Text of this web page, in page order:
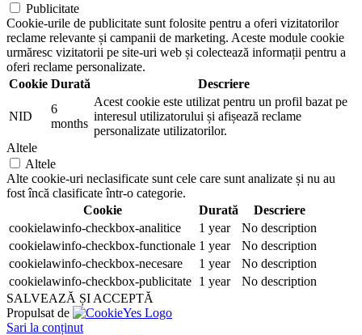
Publicitate
Cookie-urile de publicitate sunt folosite pentru a oferi vizitatorilor
reclame relevante și campanii de marketing. Aceste module cookie
urmăresc vizitatorii pe site-uri web și colectează informații pentru a
oferi reclame personalizate.
Cookie Durată Descriere
NID
6
months
Acest cookie este utilizat pentru un profil bazat pe
interesul utilizatorului și afișează reclame
personalizate utilizatorilor.
Altele
Altele
Alte cookie-uri neclasificate sunt cele care sunt analizate și nu au
fost încă clasificate într-o categorie.
Cookie
Durată
Descriere
cookielawinfo-checkbox-analitice
1 year
No description
cookielawinfo-checkbox-functionale 1 year
No description
cookielawinfo-checkbox-necesare
1 year
No description
cookielawinfo-checkbox-publicitate 1 year
No description
SALVEAZĂ ȘI ACCEPTĂ
Propulsat de
Sari la conținut